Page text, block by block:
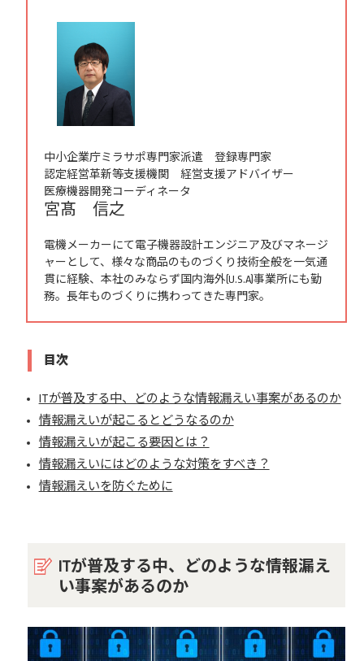
中小企業庁ミラサポ専門家派遣 登録専門家
認定経営革新等支援機関 経営支援アドバイザー
医療機器開発コーディネータ
宮髙 信之
電機メーカーにて電子機器設計エンジニア及びマネージ
ャーとして、様々な商品のものづくり技術全般を一気通
貫に経験、本社のみならず国内海外(U.S.A)事業所にも勤
務。長年ものづくりに携わってきた専門家。
目次
ITが普及する中、どのような情報漏えい事案があるのか
情報漏えいが起こるとどうなるのか
情報漏えいが起こる要因とは？
情報漏えいにはどのような対策をすべき？
情報漏えいを防ぐために
ITが普及する中、どのような情報漏え
い事案があるのか